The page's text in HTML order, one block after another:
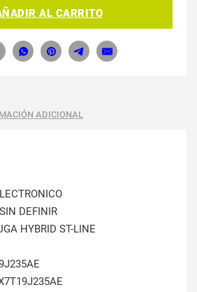
AL CARRITO
ADICIONAL
DEFINIR
HYBRID ST-LINE